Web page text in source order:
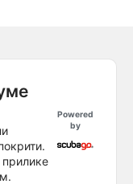
Powered
by